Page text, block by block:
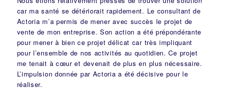
car ma santé se détériorait rapidement. Le consultant de
Actoria m’a permis de mener avec succès le projet de
vente de mon entreprise. Son action a été prépondérante
pour mener à bien ce projet délicat car très impliquant
pour l’ensemble de nos activités au quotidien. Ce projet
me tenait à cœur et devenait de plus en plus nécessaire.
L’impulsion donnée par Actoria a été décisive pour le
réaliser.